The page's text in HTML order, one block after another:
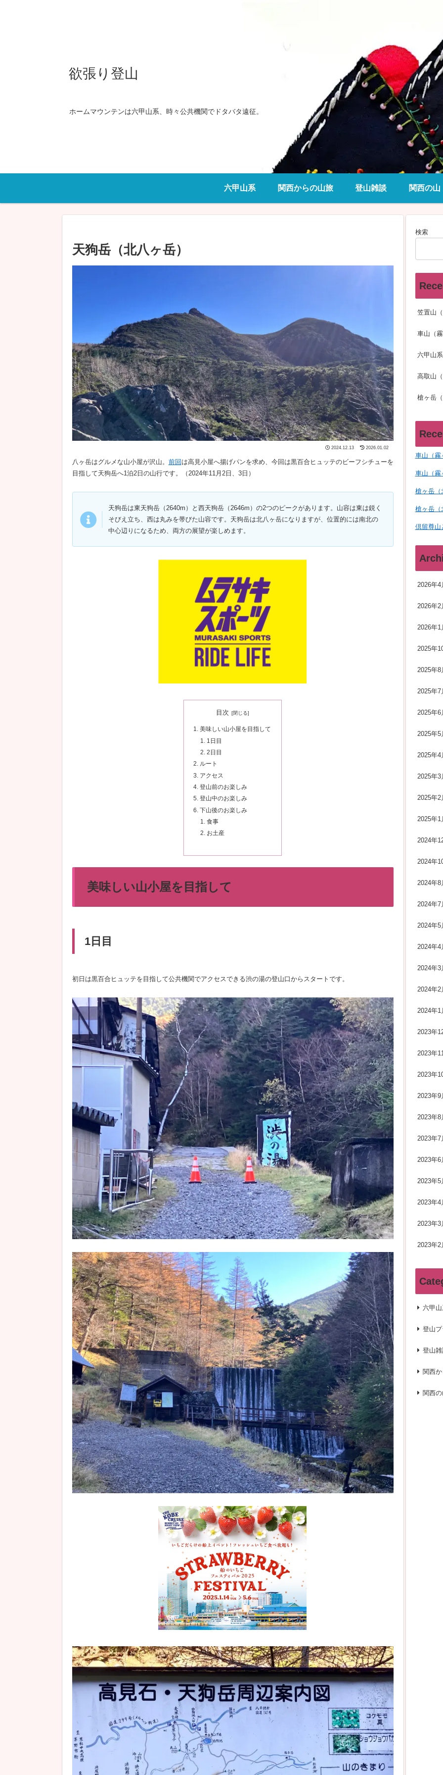
欲張り登山
ホームマウンテンは六甲山系、時々公共機関でドタバタ遠征。
六甲山系 関西からの山旅 登山雑談 関西の山
天狗岳（北八ヶ岳）
2024.12.13 2026.01.02
八ヶ岳はグルメな山小屋が沢山。 前回 は高見小屋へ揚げパンを求め、今回は黒百合ヒュッテのビーフシチューを
目指して天狗岳へ1泊2日の山行です。（2024年11月2日、3日）
天狗岳は東天狗岳（2640m）と西天狗岳（2646m）の2つのピークがあります。山容は東は鋭く
そびえ立ち、西は丸みを帯びた山容です。天狗岳は北八ヶ岳になりますが、位置的には南北の
中心辺りになるため、両方の展望が楽しめます。
目次
美味しい山小屋を目指して
1日目
2日目
ルート
アクセス
登山前のお楽しみ
登山中のお楽しみ
下山後のお楽しみ
食事
お土産
美味しい山小屋を目指して
1日目
初日は黒百合ヒュッテを目指して公共機関でアクセスできる渋の湯の登山口からスタートです。
検索
笠置山（
車山（
六甲山
高取山
槍ヶ岳
車山（霧
車山（霧
槍ヶ岳（
槍ヶ岳（
倶留尊山
2026年4
2026年2
2026年1
2025年
2025年8
2025年7
2025年6
2025年5
2025年4
2025年3
2025年2
2025年1
2024年
2024年
2024年8
2024年7
2024年5
2024年4
2024年3
2024年2
2024年1
2023年
2023年
2023年
2023年9
2023年8
2023年7
2023年6
2023年5
2023年4
2023年3
2023年2
六甲山
登山
登山雑
関西
関西の